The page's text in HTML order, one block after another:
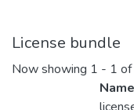
License bundle
Now showing 1 - 1